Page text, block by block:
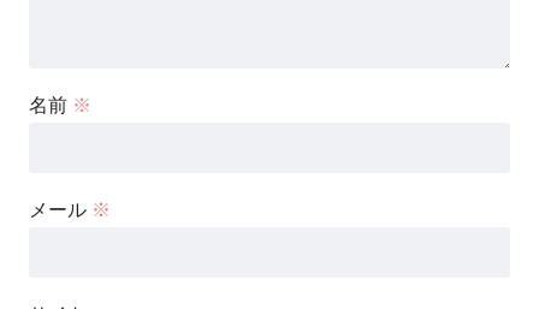
名前 ※
メール ※